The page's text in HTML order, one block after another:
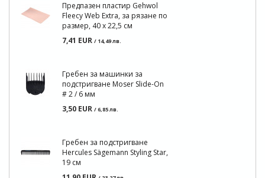
Предпазен пластир Gehwol
Fleecy Web Extra, за рязане по
размер, 40 x 22,5 см
7,41 EUR / 14,49 лв.
Гребен за машинки за
подстригване Moser Slide-On
# 2 / 6 мм
3,50 EUR / 6,85 лв.
Гребен за подстригване
Hercules Sägemann Styling Star,
19 см